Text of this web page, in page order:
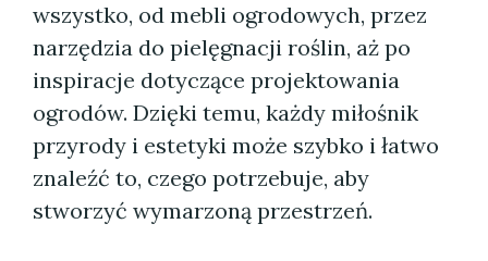
wszystko, od mebli ogrodowych, przez
narzędzia do pielęgnacji roślin, aż po
inspiracje dotyczące projektowania
ogrodów. Dzięki temu, każdy miłośnik
przyrody i estetyki może szybko i łatwo
znaleźć to, czego potrzebuje, aby
stworzyć wymarzoną przestrzeń.